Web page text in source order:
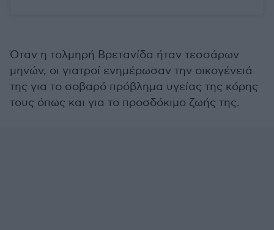
Όταν η τολμηρή Βρετανίδα ήταν τεσσάρων
μηνών, οι γιατροί ενημέρωσαν την οικογένειά
της για το σοβαρό πρόβλημα υγείας της κόρης
τους όπως και για το προσδόκιμο ζωής της.